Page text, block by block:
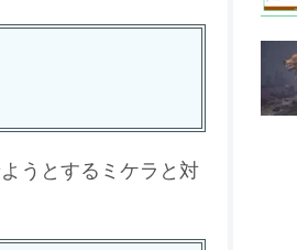
うとするミケラと対